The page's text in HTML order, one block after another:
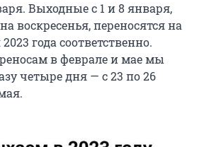
Выходные с 1 и 8 января,
воскресенья, переносятся на
года соответственно.
в феврале и мае мы
четыре дня — с 23 по 26